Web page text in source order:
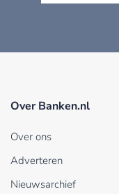
Over Banken.nl
Over ons
Adverteren
Nieuwsarchief